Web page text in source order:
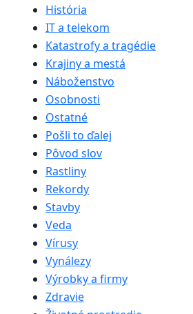
História
IT a telekom
Katastrofy a tragédie
Krajiny a mestá
Náboženstvo
Osobnosti
Ostatné
Pošli to ďalej
Pôvod slov
Rastliny
Rekordy
Stavby
Veda
Vírusy
Vynálezy
Výrobky a firmy
Zdravie